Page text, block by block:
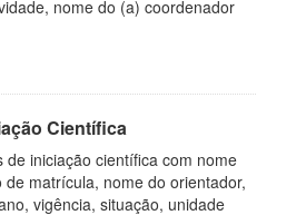
nome do (a) coordenador
Científica
de iniciação científica com nome
matrícula, nome do orientador,
vigência, situação, unidade